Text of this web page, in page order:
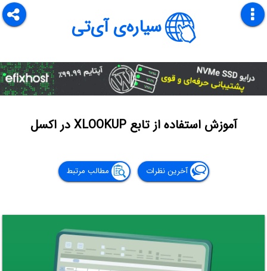
سیاره‌ی آی‌تی
آموزش استفاده از تابع XLOOKUP در اکسل
آخرین نظرات مطالب مرتبط